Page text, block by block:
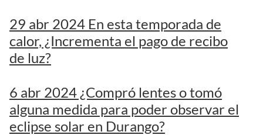
29 abr 2024 En esta temporada de
calor, ¿Incrementa el pago de recibo
de luz?
6 abr 2024 ¿Compró lentes o tomó
alguna medida para poder observar el
eclipse solar en Durango?